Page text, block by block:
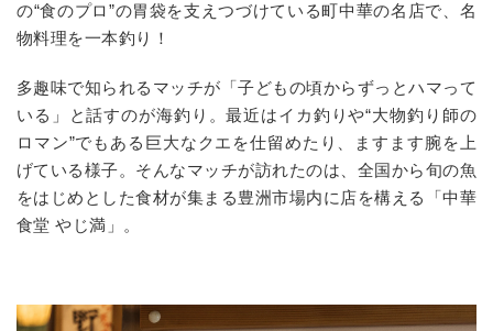
の“食のプロ”の胃袋を支えつづけている町中華の名店で、名
物料理を一本釣り！
多趣味で知られるマッチが「子どもの頃からずっとハマって
いる」と話すのが海釣り。最近はイカ釣りや“大物釣り師の
ロマン”でもある巨大なクエを仕留めたり、ますます腕を上
げている様子。そんなマッチが訪れたのは、全国から旬の魚
をはじめとした食材が集まる豊洲市場内に店を構える「中華
食堂 やじ満」。